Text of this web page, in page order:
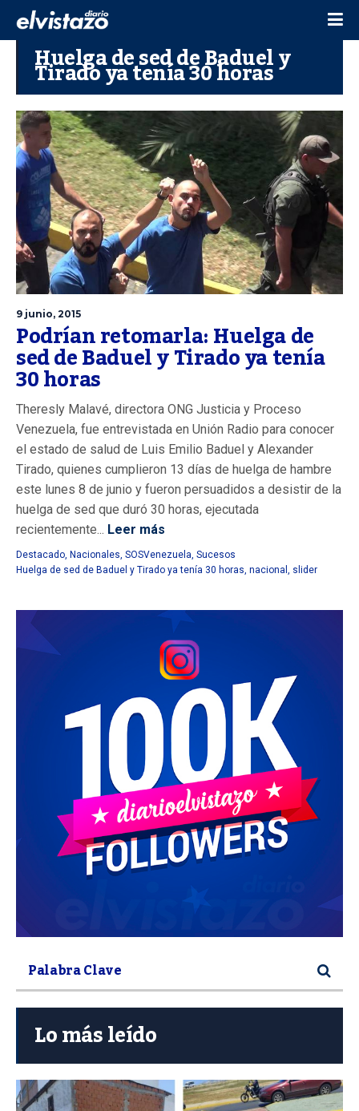
Huelga de sed de Baduel y
Tirado ya tenía 30 horas
9 junio, 2015
Podrían retomarla: Huelga de
sed de Baduel y Tirado ya tenía
30 horas
Theresly Malavé, directora ONG Justicia y Proceso
Venezuela, fue entrevistada en Unión Radio para conocer
el estado de salud de Luis Emilio Baduel y Alexander
Tirado, quienes cumplieron 13 días de huelga de hambre
este lunes 8 de junio y fueron persuadidos a desistir de la
huelga de sed que duró 30 horas, ejecutada
recientemente... Leer más
Destacado, Nacionales, SOSVenezuela, Sucesos
Huelga de sed de Baduel y Tirado ya tenía 30 horas, nacional , slider
Lo más leído